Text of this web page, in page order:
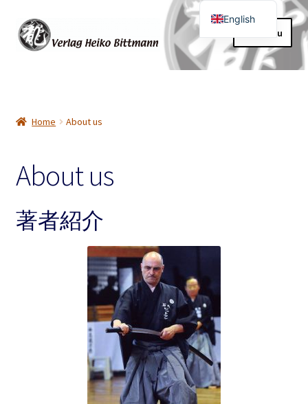
Skip
to
Skip
to
Menu
My Account
Contact us
Home About us
About us
著者紹介
English
German